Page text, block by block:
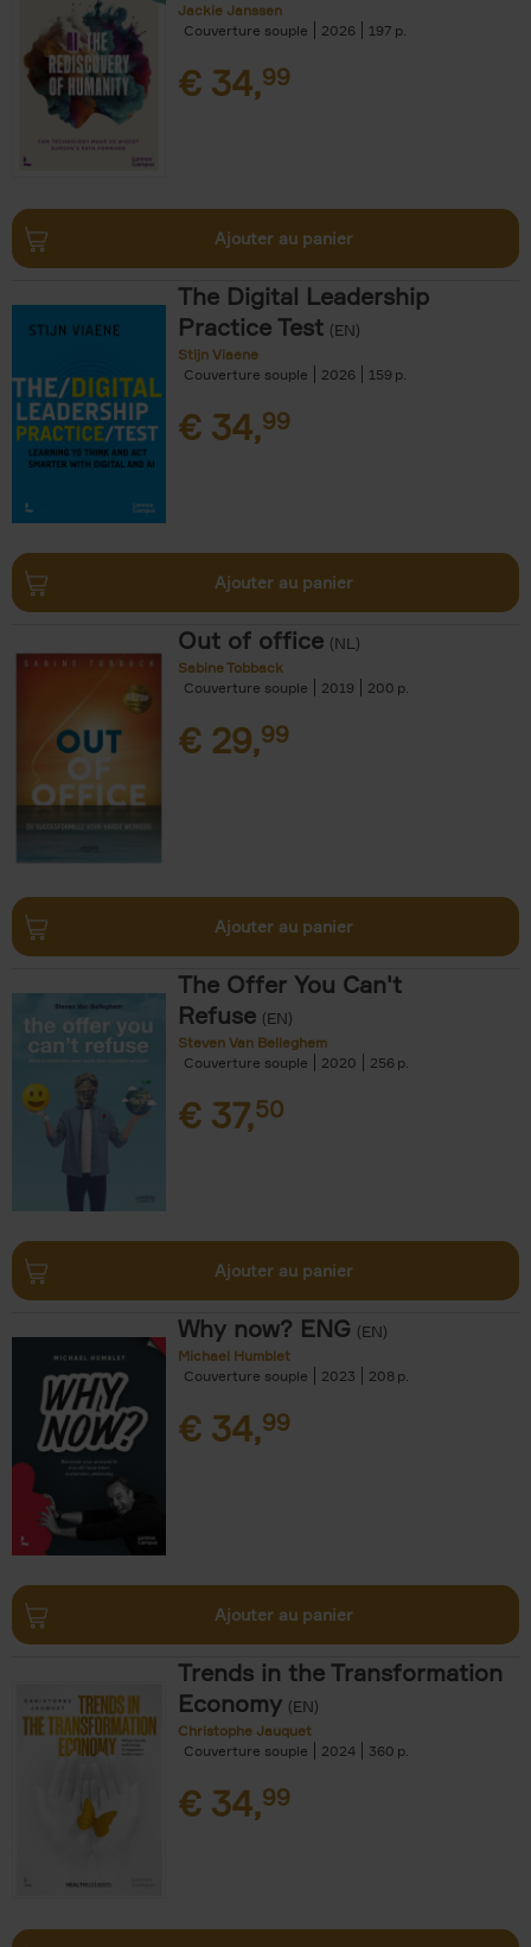
Jackie Janssen
Couverture souple
2026 197
€ 34,99
Ajouter au panier
The Digital Leadership
Practice Test (EN)
Stijn Viaene
Couverture souple
2026 159
€ 34,99
Ajouter au panier
Out of office (NL)
Sabine Tobback
Couverture souple
2019 200
€ 29,99
Ajouter au panier
The Offer You Can't
Refuse (EN)
Steven Van Belleghem
Couverture souple
2020 256
€ 37,50
Ajouter au panier
Why now? ENG (EN)
Michael Humblet
Couverture souple
2023 208
€ 34,99
Ajouter au panier
Trends in the Transformation
Economy (EN)
Christophe Jauquet
Couverture souple
2024 360
€ 34,99